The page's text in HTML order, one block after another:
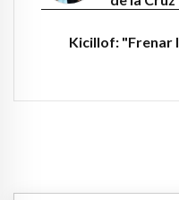
Kicillof: "Frenar